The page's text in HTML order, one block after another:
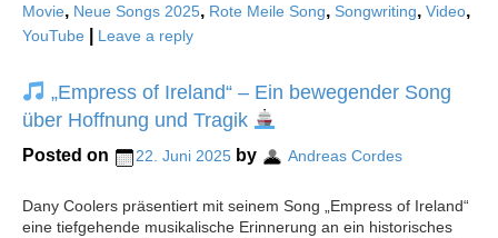
Movie, Neue Songs 2025, Rote Meile Song, Songwriting, Video,
YouTube Leave a reply
„Empress of Ireland“ – Ein bewegender Song
über Hoffnung und Tragik
Posted on 22. Juni 2025 by Andreas Cordes
Dany Coolers präsentiert mit seinem Song „Empress of Ireland“
eine tiefgehende musikalische Erinnerung an ein historisches